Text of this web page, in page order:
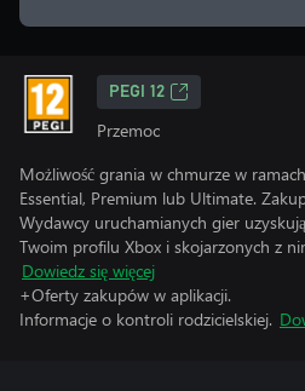
PEGI 12
Przemoc
Możliwość grania w chmurze w
Essential, Premium lub Ultimate.
Wydawcy uruchamianych gier
Twoim profilu Xbox i skojarzonych z
Dowiedz się więcej
+Oferty zakupów w aplikacji.
Informacje o kontroli rodzicielskiej.